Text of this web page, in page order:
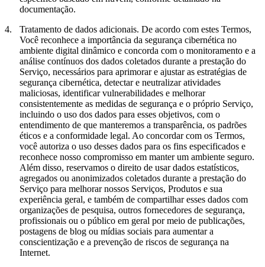
documentação.
4.
Tratamento de dados adicionais. De acordo com estes Termos,
Você reconhece a importância da segurança cibernética no
ambiente digital dinâmico e concorda com o monitoramento e a
análise contínuos dos dados coletados durante a prestação do
Serviço, necessários para aprimorar e ajustar as estratégias de
segurança cibernética, detectar e neutralizar atividades
maliciosas, identificar vulnerabilidades e melhorar
consistentemente as medidas de segurança e o próprio Serviço,
incluindo o uso dos dados para esses objetivos, com o
entendimento de que manteremos a transparência, os padrões
éticos e a conformidade legal. Ao concordar com os Termos,
você autoriza o uso desses dados para os fins especificados e
reconhece nosso compromisso em manter um ambiente seguro.
Além disso, reservamos o direito de usar dados estatísticos,
agregados ou anonimizados coletados durante a prestação do
Serviço para melhorar nossos Serviços, Produtos e sua
experiência geral, e também de compartilhar esses dados com
organizações de pesquisa, outros fornecedores de segurança,
profissionais ou o público em geral por meio de publicações,
postagens de blog ou mídias sociais para aumentar a
conscientização e a prevenção de riscos de segurança na
Internet.